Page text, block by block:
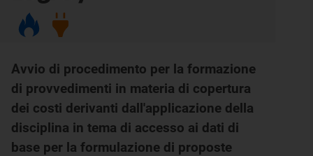
Avvio di procedimento per la formazione
di provvedimenti in materia di copertura
dei costi derivanti dall'applicazione della
disciplina in tema di accesso ai dati di
base per la formulazione di proposte